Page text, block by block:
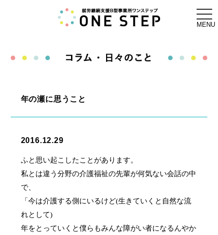
MENU
年の瀬に思うこと
2016.12.29
ふと思い起こしたことがあります。
私とは違う分野の介護福祉の先輩が何気ない会話の中
で、
「今は介護する側にいるけど(生きていくと自然な流
れとして)
年をとっていくと僕らもみんな障がい者になるんやか